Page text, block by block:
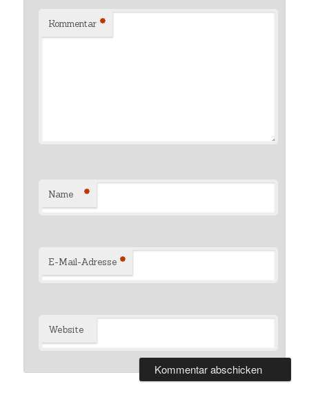
Kommentar *
Name *
E-Mail-Adresse *
Website